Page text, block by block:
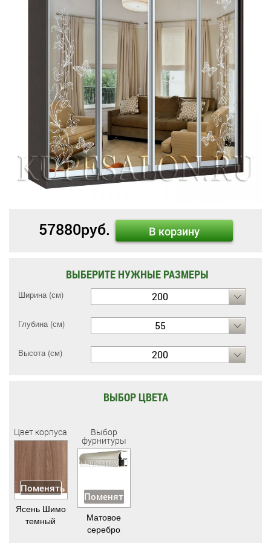
57880руб. В корзину
ВЫБЕРИТЕ НУЖНЫЕ РАЗМЕРЫ
Ширина (см) 200
Глубина (см) 55
Высота (см) 200
ВЫБОР ЦВЕТА
Цвет корпуса
Поменять
Ясень Шимо
темный
Выбор
фурнитуры
Поменять
Матовое
серебро